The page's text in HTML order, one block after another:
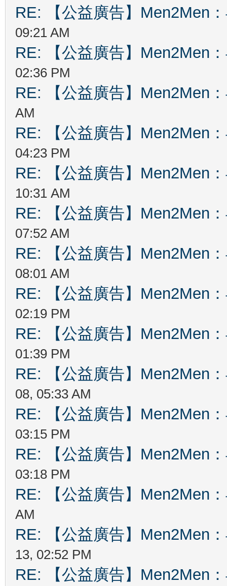
RE: 【公益廣告】Men2Men
09:21 AM
RE: 【公益廣告】Men2Men
02:36 PM
RE: 【公益廣告】Men2Men
AM
RE: 【公益廣告】Men2Men
04:23 PM
RE: 【公益廣告】Men2Men
10:31 AM
RE: 【公益廣告】Men2Men
07:52 AM
RE: 【公益廣告】Men2Men
08:01 AM
RE: 【公益廣告】Men2Men
02:19 PM
RE: 【公益廣告】Men2Men
01:39 PM
RE: 【公益廣告】Men2Men
08, 05:33 AM
RE: 【公益廣告】Men2Men
03:15 PM
RE: 【公益廣告】Men2Men
03:18 PM
RE: 【公益廣告】Men2Men
AM
RE: 【公益廣告】Men2Men
13, 02:52 PM
RE: 【公益廣告】Men2Men